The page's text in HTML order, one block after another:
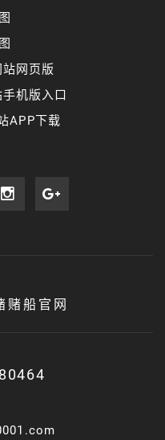
网页版
机版入口
APP下载
赌船官网